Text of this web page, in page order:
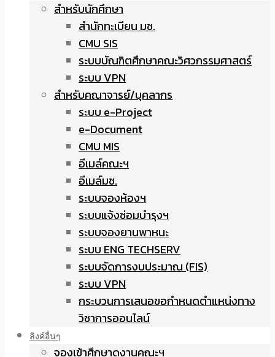
สำหรับนักศึกษา
สำนักทะเบียน มช.
CMU SIS
ระบบบัณฑิตศึกษาคณะวิศวกรรมศาสตร์
ระบบ VPN
สำหรับคณาจารย์/บุคลากร
ระบบ e-Project
e-Document
CMU MIS
อีเมล์คณะฯ
อีเมล์มช.
ระบบจองห้องฯ
ระบบแจ้งซ่อมบำรุงฯ
ระบบจองยานพาหนะ
ระบบ ENG TECHSERV
ระบบจัดการงบประมาณ (FIS)
ระบบ VPN
กระบวนการเสนอขอกำหนดตำแหน่งทาง
วิชาการออนไลน์
ลิงค์อื่นๆ
จองเข้าศึกษาดูงานคณะฯ